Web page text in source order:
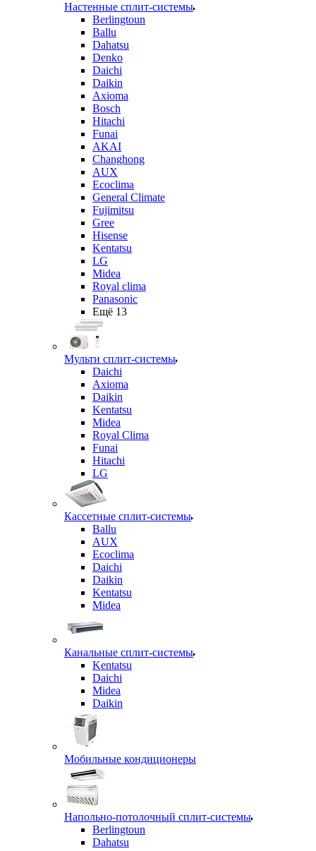
Настенные сплит-системы
Berlingtoun
Ballu
Dahatsu
Denko
Daichi
Daikin
Axioma
Bosch
Hitachi
Funai
AKAI
Changhong
AUX
Ecoclima
General Climate
Fujimitsu
Gree
Hisense
Kentatsu
LG
Midea
Royal clima
Panasonic
Ещё 13
Мульти сплит-системы
Daichi
Axioma
Daikin
Kentatsu
Midea
Royal Clima
Funai
Hitachi
LG
Кассетные сплит-системы
Ballu
AUX
Ecoclima
Daichi
Daikin
Kentatsu
Midea
Канальные сплит-системы
Kentatsu
Daichi
Midea
Daikin
Мобильные кондиционеры
Напольно-потолочный сплит-системы
Berlingtoun
Dahatsu